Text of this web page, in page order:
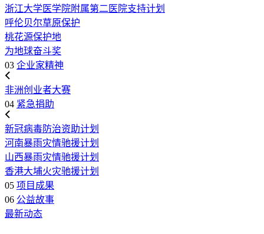
浙江大学医学院附属第二医院支持计划
呼伦贝尔草原保护
桃花源保护地
为地球奋斗奖
03 企业家精神
非洲创业者大赛
04 紧急捐助
新冠病毒防治资助计划
河南暴雨灾情驰援计划
山西暴雨灾情驰援计划
香港大埔火灾驰援计划
05 项目成果
06 公益故事
最新动态